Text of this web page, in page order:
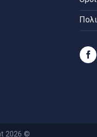
2026 ©